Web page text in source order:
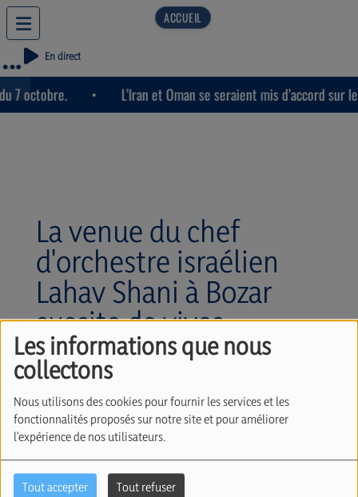
Les informations que nous
collectons
Nous utilisons des cookies pour fournir les services et les
fonctionnalités proposés sur notre site et pour améliorer
l'expérience de nos utilisateurs.
Tout accepter Tout refuser
En direct
7 octobre. L’Iran et Oman se seraient mis d’accord sur
La venue du chef
d'orchestre israélien
Lahav Shani à Bozar
suscite de vives
réactions. Avec Ralph
Pais (05/05/2026)